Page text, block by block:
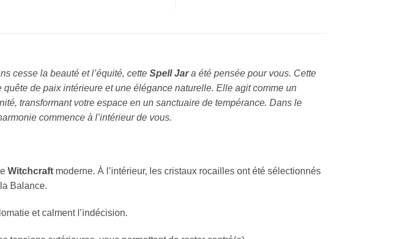
cesse la beauté et l’équité, cette Spell Jara été pensée pour vous. Cette
de paix intérieure et une élégance naturelle. Elle agit comme un
transformant votre espace en un sanctuaire de tempérance. Dans le
commence à l’intérieur de vous.
Witchcraft moderne. À l’intérieur, les cristaux rocailles ont été sélectionnés
Balance.
et calment l’indécision.